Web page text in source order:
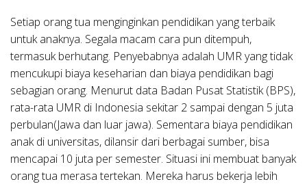
Setiap orang tua menginginkan pendidikan yang terbaik
untuk anaknya. Segala macam cara pun ditempuh,
termasuk berhutang. Penyebabnya adalah UMR yang tidak
mencukupi biaya keseharian dan biaya pendidikan bagi
sebagian orang. Menurut data Badan Pusat Statistik (BPS),
rata-rata UMR di Indonesia sekitar 2 sampai dengan 5 juta
perbulan(Jawa dan luar jawa). Sementara biaya pendidikan
anak di universitas, dilansir dari berbagai sumber, bisa
mencapai 10 juta per semester. Situasi ini membuat banyak
orang tua merasa tertekan. Mereka harus bekerja lebih